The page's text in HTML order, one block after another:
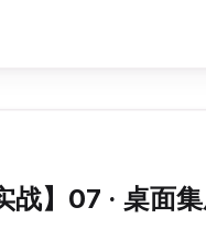
生插件：维护成本 >
战】07 · 桌面